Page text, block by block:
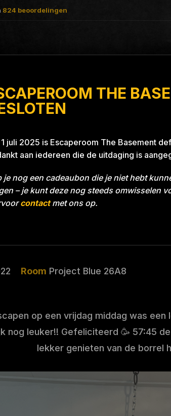
THE
1 juli 2025 is Escaperoom The Basement
aan iedereen die de uitdaging is
je nog een cadeaubon die je niet hebt
– je kunt deze nog steeds omwisselen
contactmet ons op.
824 beoordelingen
Blue 26A8
Room Project Blue 26A8
op een vrijdag middag was
nog leuker!! Gefeliciteerd 🥳 57:45 de
lekker genieten van de borrel